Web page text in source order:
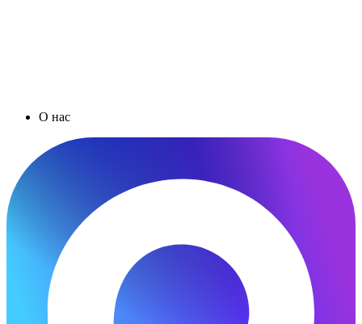
О нас